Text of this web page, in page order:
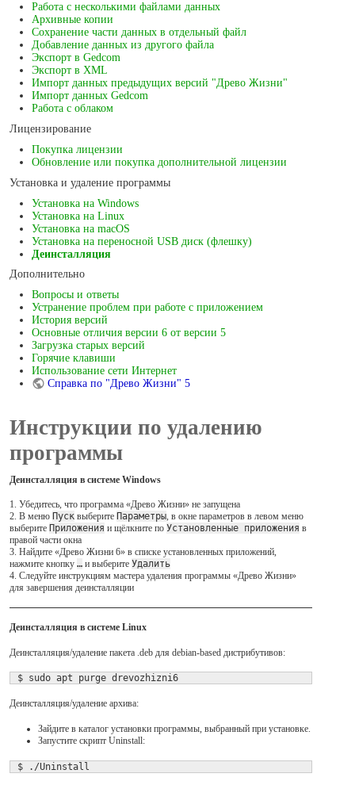
Работа с несколькими файлами данных
Архивные копии
Сохранение части данных в отдельный файл
Добавление данных из другого файла
Экспорт в Gedcom
Экспорт в XML
Импорт данных предыдущих версий "Древо Жизни"
Импорт данных Gedcom
Работа с облаком
Лицензирование
Покупка лицензии
Обновление или покупка дополнительной лицензии
Установка и удаление программы
Установка на Windows
Установка на Linux
Установка на macOS
Установка на переносной USB диск (флешку)
Деинсталляция
Дополнительно
Вопросы и ответы
Устранение проблем при работе с приложением
История версий
Основные отличия версии 6 от версии 5
Загрузка старых версий
Горячие клавиши
Использование сети Интернет
Справка по "Древо Жизни" 5
Инструкции по удалению
программы
Деинсталляция в системе Windows
1. Убедитесь, что программа «Древо Жизни» не запущена
2. В меню Пуск выберите Параметры, в окне параметров в левом меню
выберите Приложения и щёлкните по Установленные приложения в
правой части окна
3. Найдите «Древо Жизни 6» в списке установленных приложений,
нажмите кнопку … и выберите Удалить
4. Следуйте инструкциям мастера удаления программы «Древо Жизни»
для завершения деинсталляции
Деинсталляция в системе Linux
Деинсталляция/удаление пакета .deb для debian-based дистрибутивов:
$ sudo apt purge drevozhizni6
Деинсталляция/удаление архива:
Зайдите в каталог установки программы, выбранный при установке.
Запустите скрипт Uninstall:
$ ./Uninstall